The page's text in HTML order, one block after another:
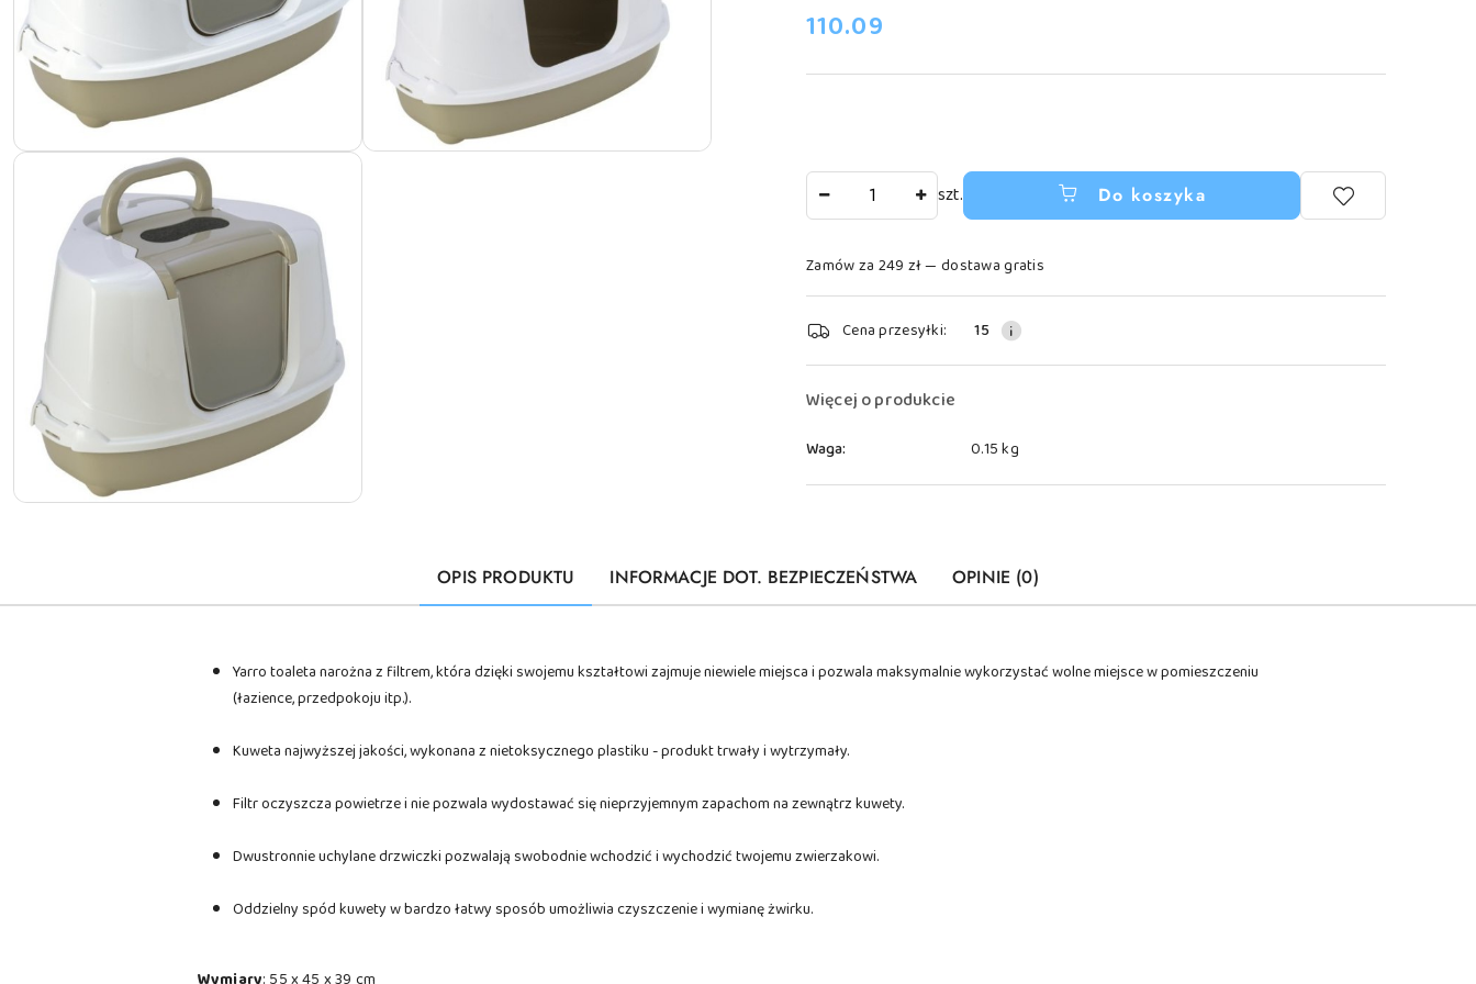
cena:
110.09
szt. Do koszyka
Zamów za 249 zł — dostawa gratis
Dostępność
i
dostawa
Cena przesyłki: 15
Więcej o produkcie
Waga: 0.15 kg
OPIS PRODUKTU INFORMACJE DOT. BEZPIECZEŃSTWA OPINIE (0)
Yarro toaleta narożna z filtrem, która dzięki swojemu kształtowi zajmuje niewiele miejsca i pozwala maksymalnie wykorzystać wolne miejsce w pomieszczeniu
(łazience, przedpokoju itp.).
Kuweta najwyższej jakości, wykonana z nietoksycznego plastiku - produkt trwały i wytrzymały.
Filtr oczyszcza powietrze i nie pozwala wydostawać się nieprzyjemnym zapachom na zewnątrz kuwety.
Dwustronnie uchylane drzwiczki pozwalają swobodnie wchodzić i wychodzić twojemu zwierzakowi.
Oddzielny spód kuwety w bardzo łatwy sposób umożliwia czyszczenie i wymianę żwirku.